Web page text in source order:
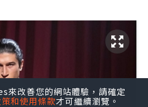
改善您的網站體驗，請確定
和使用條款才可繼續瀏覽。